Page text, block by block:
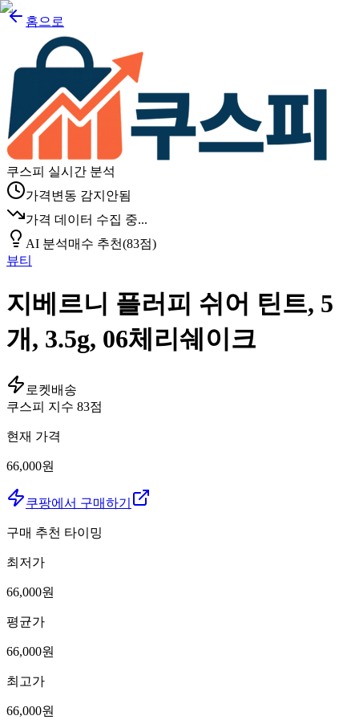
홈으로
쿠스피 실시간 분석
가격변동 감지안됨
가격 데이터 수집 중...
AI 분석매수 추천(83점)
뷰티
지베르니 플러피 쉬어 틴트, 5
개, 3.5g, 06체리쉐이크
로켓배송
쿠스피 지수 83점
현재 가격
66,000원
쿠팡에서 구매하기
구매 추천 타이밍
최저가
66,000원
평균가
66,000원
최고가
66,000원